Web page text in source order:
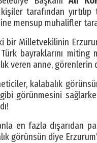
tarafından
mensup muhalifler
bir Milletvekilinin
bayraklarını miting
veren anne,
kalabalık
görünmesini
en fazla dışarıdan
görünsün diye